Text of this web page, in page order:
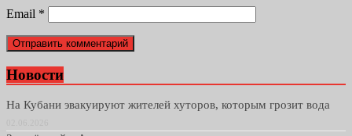
Email *
Новости
На Кубани эвакуируют жителей хуторов, которым грозит вода